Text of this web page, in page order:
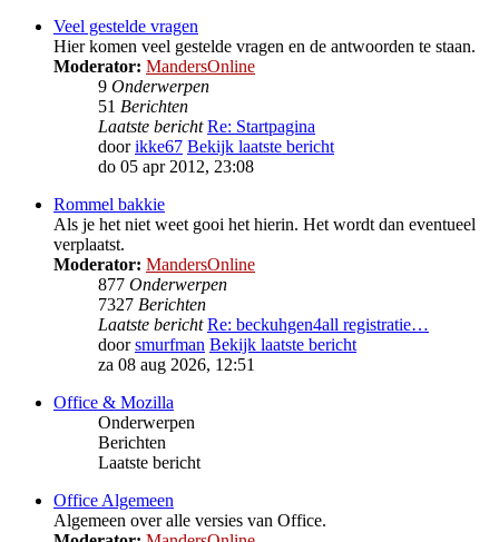
Veel gestelde vragen
Hier komen veel gestelde vragen en de antwoorden te staan.
Moderator: MandersOnline
9 Onderwerpen
51 Berichten
Laatste bericht Re: Startpagina
doorikke67 Bekijk laatste bericht
do 05 apr 2012, 23:08
Rommel bakkie
Als je het niet weet gooi het hierin. Het wordt dan eventueel
verplaatst.
Moderator: MandersOnline
877 Onderwerpen
7327 Berichten
Laatste bericht Re: beckuhgen4all registratie…
doorsmurfman Bekijk laatste bericht
za 08 aug 2026, 12:51
Office & Mozilla
Onderwerpen
Berichten
Laatste bericht
Office Algemeen
Algemeen over alle versies van Office.